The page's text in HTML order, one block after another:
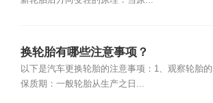
换轮胎有哪些注意事项？
以下是汽车更换轮胎的注意事项：1、观察轮胎的
保质期：一般轮胎从生产之日...